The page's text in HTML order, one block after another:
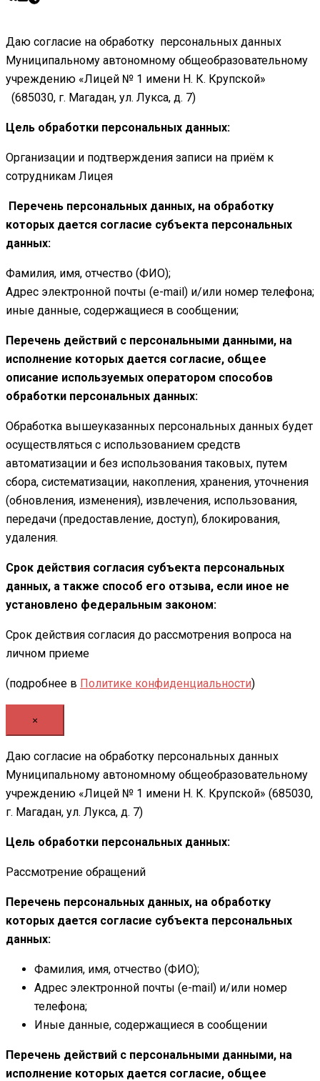
Даю согласие на обработку персональных данных
Муниципальному автономному общеобразовательному
учреждению «Лицей № 1 имени Н. К. Крупской»
(685030, г. Магадан, ул. Лукса, д. 7)
Цель обработки персональных данных:
Организации и подтверждения записи на приём к
сотрудникам Лицея
Перечень персональных данных, на обработку
которых дается согласие субъекта персональных
данных:
Фамилия, имя, отчество (ФИО);
Адрес электронной почты (e-mail) и/или номер телефона;
иные данные, содержащиеся в сообщении;
Перечень действий с персональными данными, на
исполнение которых дается согласие, общее
описание используемых оператором способов
обработки персональных данных:
Обработка вышеуказанных персональных данных будет
осуществляться с использованием средств
автоматизации и без использования таковых, путем
сбора, систематизации, накопления, хранения, уточнения
(обновления, изменения), извлечения, использования,
передачи (предоставление, доступ), блокирования,
удаления.
Срок действия согласия субъекта персональных
данных, а также способ его отзыва, если иное не
установлено федеральным законом:
Срок действия согласия до рассмотрения вопроса на
личном приеме
(подробнее в Политике конфиденциальности)
×
Даю согласие на обработку персональных данных
Муниципальному автономному общеобразовательному
учреждению «Лицей № 1 имени Н. К. Крупской» (685030,
г. Магадан, ул. Лукса, д. 7)
Цель обработки персональных данных:
Рассмотрение обращений
Перечень персональных данных, на обработку
которых дается согласие субъекта персональных
данных:
Фамилия, имя, отчество (ФИО);
Адрес электронной почты (e-mail) и/или номер
телефона;
Иные данные, содержащиеся в сообщении
Перечень действий с персональными данными, на
исполнение которых дается согласие, общее